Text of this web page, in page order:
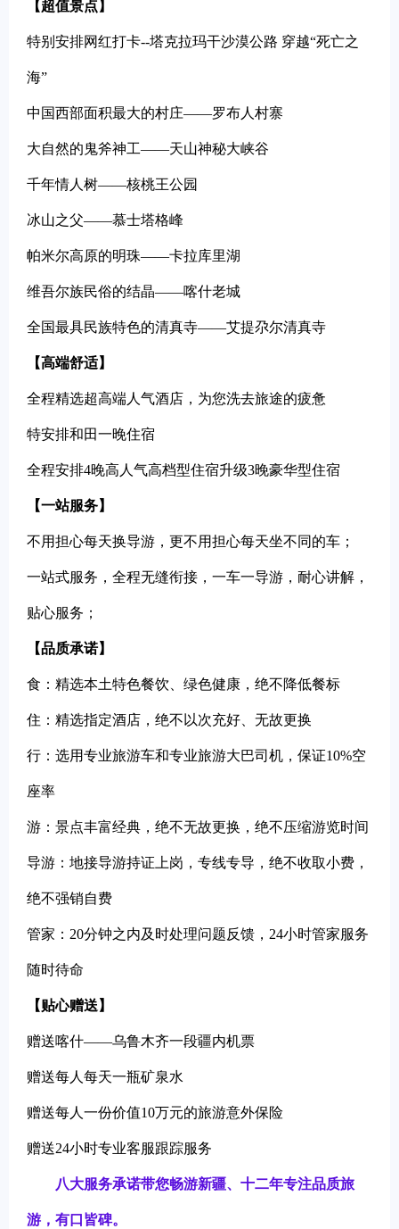
【超值景点】
特别安排网红打卡--塔克拉玛干沙漠公路 穿越“死亡之
海”
中国西部面积最大的村庄——罗布人村寨
大自然的鬼斧神工——天山神秘大峡谷
千年情人树——核桃王公园
冰山之父——慕士塔格峰
帕米尔高原的明珠——卡拉库里湖
维吾尔族民俗的结晶——喀什老城
全国最具民族特色的清真寺——艾提尕尔清真寺
【高端舒适】
全程精选超高端人气酒店，为您洗去旅途的疲惫
特安排和田一晚住宿
全程安排4晚高人气高档型住宿升级3晚豪华型住宿
【一站服务】
不用担心每天换导游，更不用担心每天坐不同的车；
一站式服务，全程无缝衔接，一车一导游，耐心讲解，
贴心服务；
【品质承诺】
食：精选本土特色餐饮、绿色健康，绝不降低餐标
住：精选指定酒店，绝不以次充好、无故更换
行：选用专业旅游车和专业旅游大巴司机，保证10%空
座率
游：景点丰富经典，绝不无故更换，绝不压缩游览时间
导游：地接导游持证上岗，专线专导，绝不收取小费，
绝不强销自费
管家：20分钟之内及时处理问题反馈，24小时管家服务
随时待命
【贴心赠送】
赠送喀什——乌鲁木齐一段疆内机票
赠送每人每天一瓶矿泉水
赠送每人一份价值10万元的旅游意外保险
赠送24小时专业客服跟踪服务
八大服务承诺带您畅游新疆、十二年专注品质旅
游，有口皆碑。